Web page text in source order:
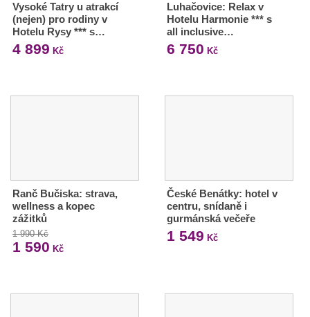
Vysoké Tatry u atrakcí
(nejen) pro rodiny v
Hotelu Rysy *** s…
4 899 Kč
Luhačovice: Relax v
Hotelu Harmonie *** s
all inclusive…
6 750 Kč
Ranč Bučiska: strava,
wellness a kopec
zážitků
1 990 Kč
1 590 Kč
České Benátky: hotel v
centru, snídaně i
gurmánská večeře
1 549 Kč